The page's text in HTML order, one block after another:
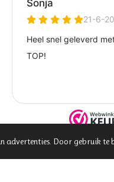
Door gebruik te